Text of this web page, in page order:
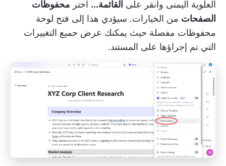
العلوية اليمنى وانقر على القائمة... اختر محفوظات
الصفحات من الخيارات. سيؤدي هذا إلى فتح لوحة
محفوظات مفصلة حيث يمكنك عرض جميع التغييرات
التي تم إجراؤها على المستند.